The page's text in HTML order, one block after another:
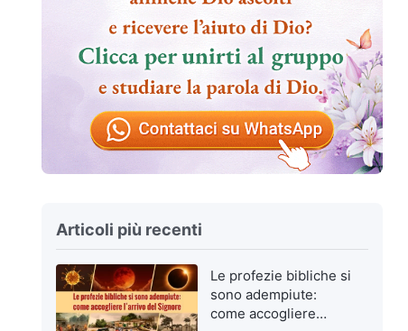
Articoli più recenti
Le profezie bibliche si
sono adempiute:
come accogliere